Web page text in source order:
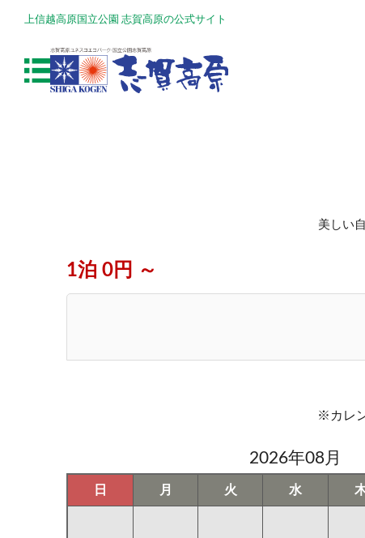
上信越高原国立公園 志賀高原の公式サイト
美しい
1泊 0円 ～
※カレ
2026年08月
日 月 火 水